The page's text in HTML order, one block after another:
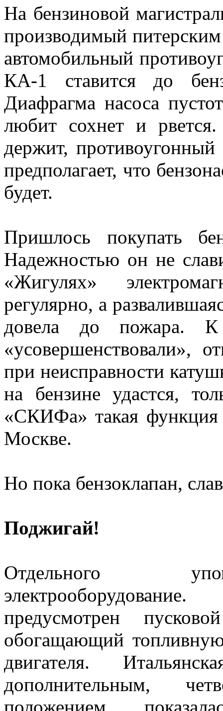
На бензиновой
производимый
автомобильный
КА-1 ставится до
Диафрагма насоса
любит сохнет и
держит, противоугонный
предполагает, что
будет.
Пришлось покупать
Надежностью он не
«Жигулях»
регулярно, а
довела до пожара.
«усовершенствовали»,
при неисправности
на бензине удастся,
«СКИФа» такая функция
Москве.
Но пока бензоклапан,
Поджигай!
Отдельного
предусмотрен
обогащающий
двигателя.
дополнительным,